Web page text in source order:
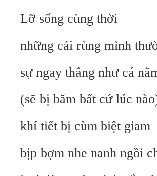
Lỡ sống cùng thời
những cái rùng mình
sự ngay thẳng như cá
(sẽ bị băm bất cứ lúc
khí tiết bị cùm biệt giam
bịp bợm nhe nanh ngồi